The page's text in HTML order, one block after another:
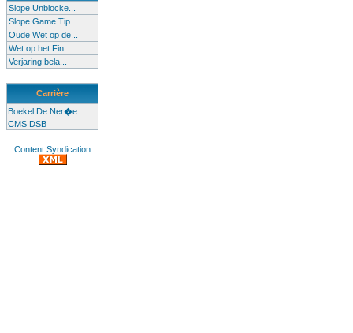
Slope Unblocke...
Slope Game Tip...
Oude Wet op de...
Wet op het Fin...
Verjaring bela...
Carrière
Boekel De Ner�e
CMS DSB
Content Syndication